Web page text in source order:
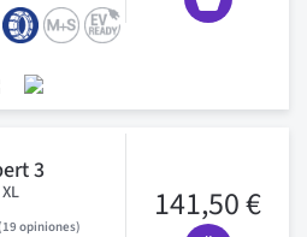
3
19 opiniones
141,50 €